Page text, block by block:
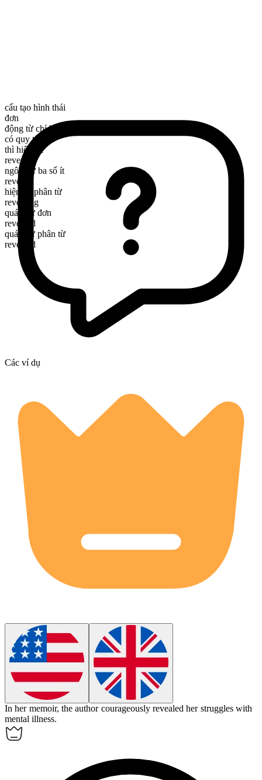
cấu tạo hình thái
đơn
động từ chỉ hành động
có quy tắc
thì hiện tại
reveal
ngôi thứ ba số ít
reveals
hiện tại phân từ
revealing
quá khứ đơn
revealed
quá khứ phân từ
revealed
Các ví dụ
In her memoir, the author courageously revealed her struggles with
mental illness.